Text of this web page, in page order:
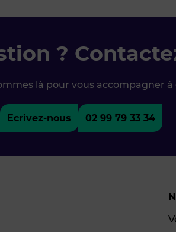
?
là pour vous accompagner
Ecrivez-nous 02 99 79 33 34